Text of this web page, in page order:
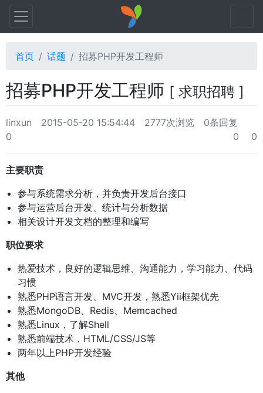
首页 话题 招募PHP开发工程师
招募PHP开发工程师 [ 求职招聘 ]
linxun 2015-05-20 15:54:44 2777次浏览
0条回复
0
0 0
主要职责
参与系统需求分析，并负责开发后台接口
参与运营后台开发、统计与分析数据
相关设计开发文档的整理和编写
职位要求
热爱技术，良好的逻辑思维、沟通能力，学习能力、代码
习惯
熟悉PHP语言开发、MVC开发，熟悉Yii框架优先
熟悉MongoDB、Redis、Memcached
熟悉Linux，了解Shell
熟悉前端技术，HTML/CSS/JS等
两年以上PHP开发经验
其他